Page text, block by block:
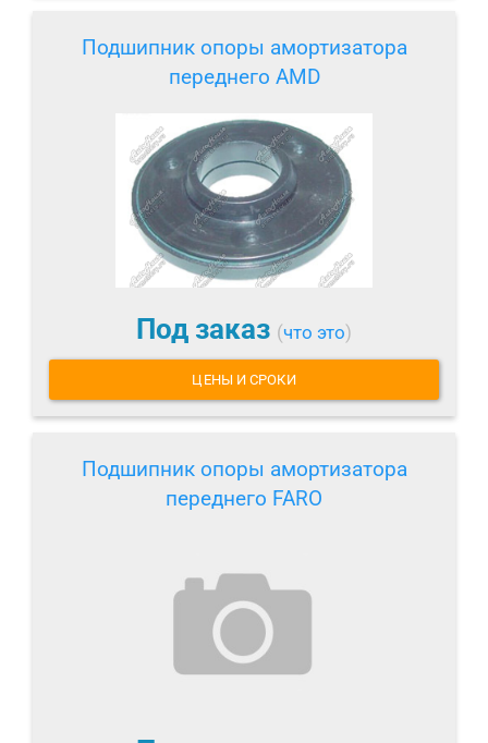
Подшипник опоры амортизатора
переднего AMD
Под заказ (что это)
ЦЕНЫ И СРОКИ
Подшипник опоры амортизатора
переднего FARO